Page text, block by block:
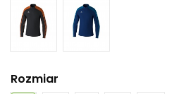
Rozmiar